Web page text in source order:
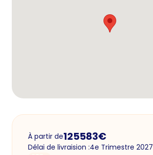
À partir de125583€
Délai de livraision :4e Trimestre 2027